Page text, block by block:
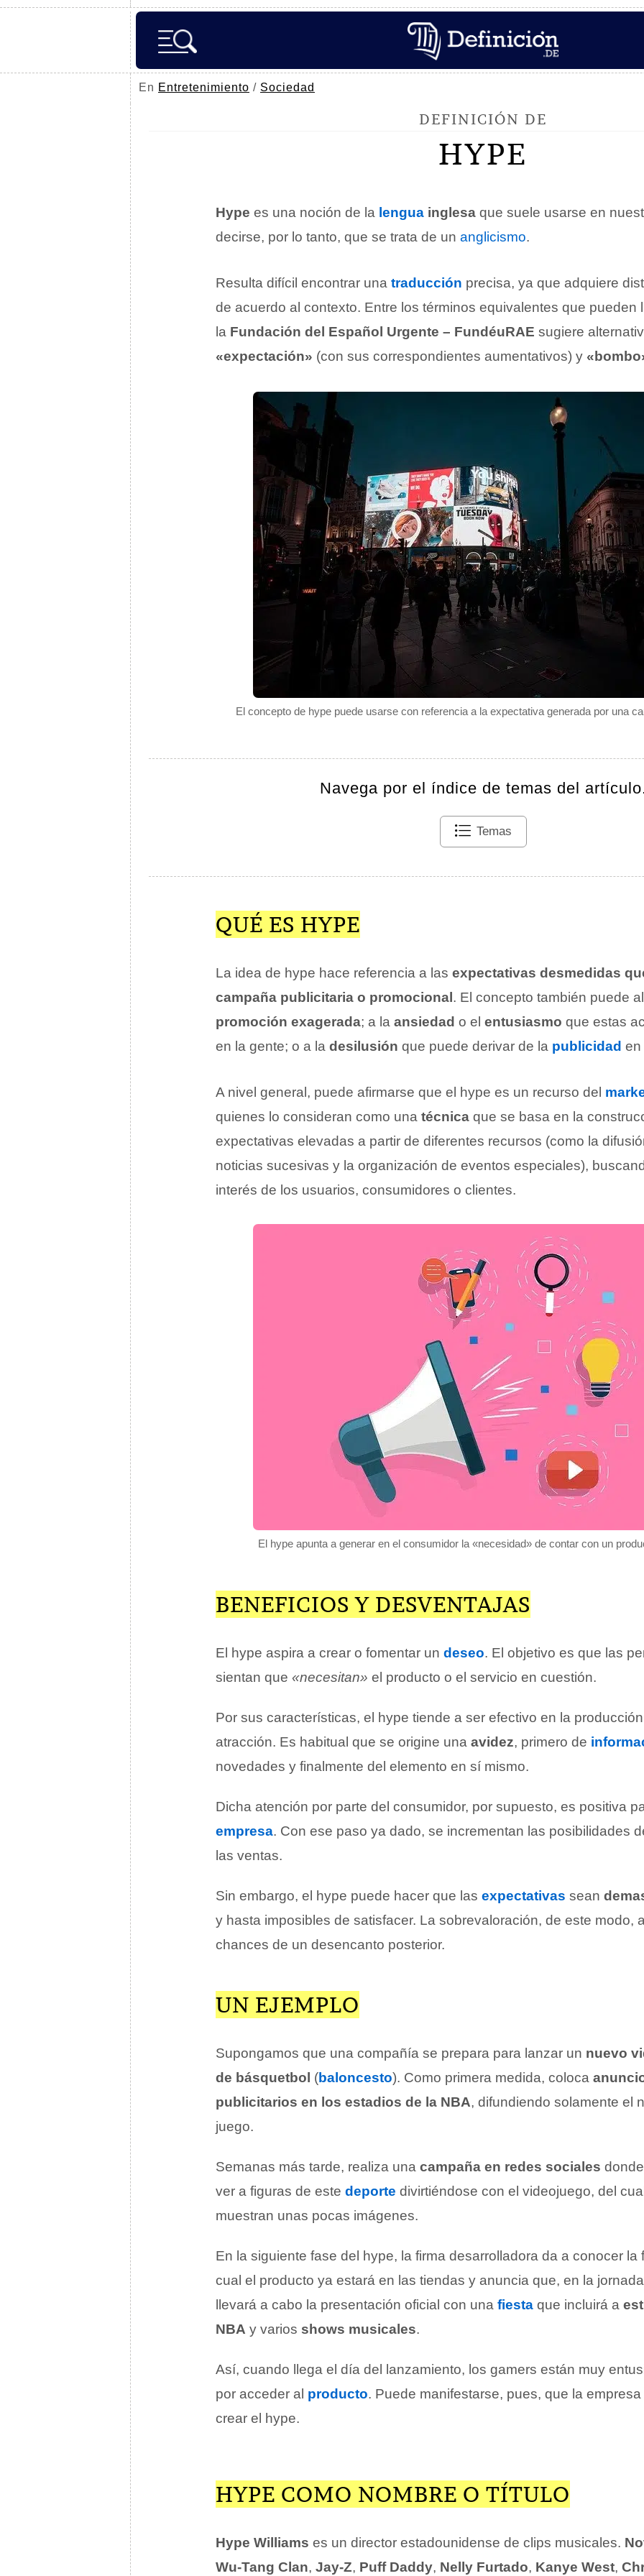
En Entretenimiento / Sociedad
DEFINICIÓN DE
HYPE
El concepto de hype puede usarse con referencia a la expectativa generada por una
Hype es una noción de la lengua inglesa que suele usarse en
decirse, por lo tanto, que se trata de un anglicismo.
Resulta difícil encontrar una traducción precisa, ya que adquiere
de acuerdo al contexto. Entre los términos equivalentes que pueden
la Fundación del Español Urgente – FundéuRAE sugiere
«expectación» (con sus correspondientes aumentativos) y
Navega por el índice de temas del
Temas
QUÉ ES HYPE
La idea de hype hace referencia a las expectativas desmedidas
campaña publicitaria o promocional . El concepto también puede
promoción exagerada; a la ansiedad o el entusiasmo que estas
en la gente; o a la desilusión que puede derivar de la publicidad en
A nivel general, puede afirmarse que el hype es un recurso del
quienes lo consideran como una técnica que se basa en la
expectativas elevadas a partir de diferentes recursos (como la
noticias sucesivas y la organización de eventos especiales),
interés de los usuarios, consumidores o clientes.
El hype apunta a generar en el consumidor la «necesidad» de contar con un
BENEFICIOS Y DESVENTAJAS
El hype aspira a crear o fomentar un deseo. El objetivo es que las
sientan que «necesitan» el producto o el servicio en cuestión.
Por sus características, el hype tiende a ser efectivo en la
atracción. Es habitual que se origine una avidez, primero de
novedades y finalmente del elemento en sí mismo.
Dicha atención por parte del consumidor, por supuesto, es positiva
empresa. Con ese paso ya dado, se incrementan las posibilidades
las ventas.
Sin embargo, el hype puede hacer que las expectativas sean
y hasta imposibles de satisfacer. La sobrevaloración, de este modo,
chances de un desencanto posterior.
UN EJEMPLO
Supongamos que una compañía se prepara para lanzar un nuevo
de básquetbol (baloncesto). Como primera medida, coloca
publicitarios en los estadios de la NBA, difundiendo solamente el
juego.
Semanas más tarde, realiza una campaña en redes sociales
ver a figuras de este deporte divirtiéndose con el videojuego, del
muestran unas pocas imágenes.
En la siguiente fase del hype, la firma desarrolladora da a conocer la
cual el producto ya estará en las tiendas y anuncia que, en la
llevará a cabo la presentación oficial con una fiesta que incluirá a
NBA y varios shows musicales.
Así, cuando llega el día del lanzamiento, los gamers están muy
por acceder al producto. Puede manifestarse, pues, que la
crear el hype.
HYPE COMO NOMBRE O TÍTULO
Hype Williams es un director estadounidense de clips musicales.
Wu-Tang Clan, Jay-Z, Puff Daddy, Nelly Furtado, Kanye West,